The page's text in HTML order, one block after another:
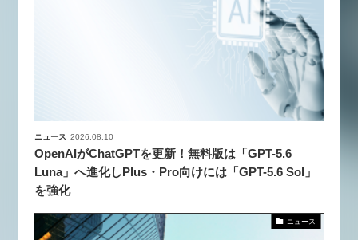
ニュース 2026.08.10
OpenAIがChatGPTを更新！無料版は「GPT-5.6
Luna」へ進化しPlus・Pro向けには「GPT-5.6 Sol」
を強化
ニュース